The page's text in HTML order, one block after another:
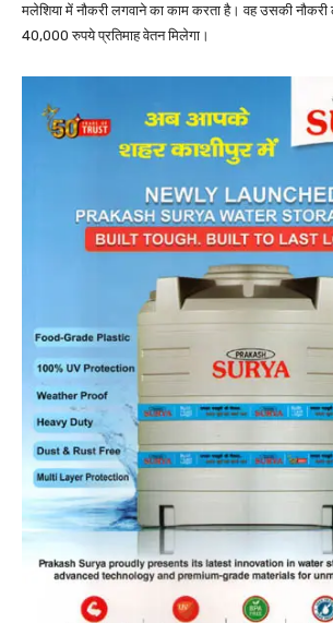
मलेशिया में नौकरी लगवाने का काम करता है। वह उसकी नौकरी
40,000 रुपये प्रतिमाह वेतन मिलेगा।